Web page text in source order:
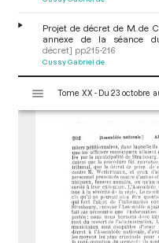
Projet de décret de M. de
annexe de la séance
décret] pp.215-216
Cussy Gabriel de
s
Tome XX - Du 23 octobre